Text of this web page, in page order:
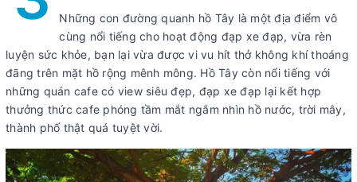
Những con đường quanh hồ Tây là một địa điểm vô
cùng nổi tiếng cho hoạt động đạp xe đạp, vừa rèn
luyện sức khỏe, bạn lại vừa được vi vu hít thở không khí thoáng
đãng trên mặt hồ rộng mênh mông. Hồ Tây còn nổi tiếng với
những quán cafe có view siêu đẹp, đạp xe đạp lại kết hợp
thưởng thức cafe phóng tầm mắt ngắm nhìn hồ nước, trời mây,
thành phố thật quá tuyệt vời.